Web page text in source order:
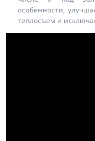
особенности,
теплосъем и